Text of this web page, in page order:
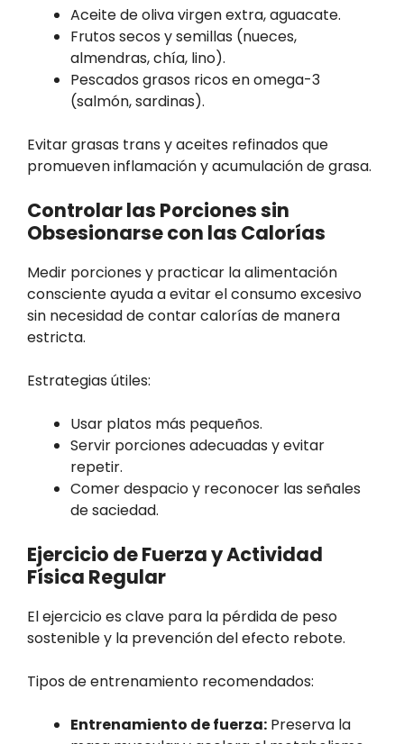
Aceite de oliva virgen extra, aguacate.
Frutos secos y semillas (nueces,
almendras, chía, lino).
Pescados grasos ricos en omega-3
(salmón, sardinas).
Evitar grasas trans y aceites refinados que
promueven inflamación y acumulación de grasa.
Controlar las Porciones sin
Obsesionarse con las Calorías
Medir porciones y practicar la alimentación
consciente ayuda a evitar el consumo excesivo
sin necesidad de contar calorías de manera
estricta.
Estrategias útiles:
Usar platos más pequeños.
Servir porciones adecuadas y evitar
repetir.
Comer despacio y reconocer las señales
de saciedad.
Ejercicio de Fuerza y Actividad
Física Regular
El ejercicio es clave para la pérdida de peso
sostenible y la prevención del efecto rebote.
Tipos de entrenamiento recomendados:
Entrenamiento de fuerza: Preserva la